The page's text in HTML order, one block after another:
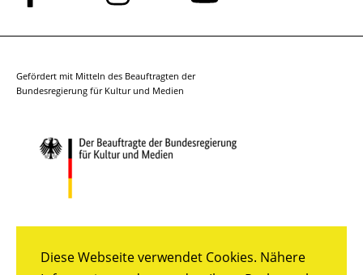
Diese Webseite verwendet Cookies. Nähere
uns
auf
uns
auf
auf
Gefördert mit Mitteln des Beauftragten der
Bundesregierung für Kultur und Medien